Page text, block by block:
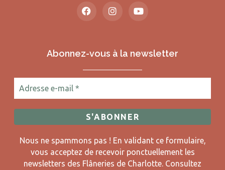
Abonnez-vous à la newsletter
Nous ne spammons pas ! En validant ce formulaire,
vous acceptez de recevoir ponctuellement les
newsletters des Flâneries de Charlotte. Consultez